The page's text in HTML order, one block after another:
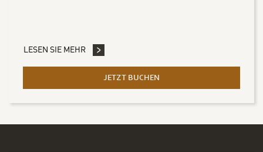
LESEN SIE MEHR
JETZT BUCHEN